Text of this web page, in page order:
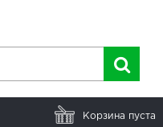
Корзина пуста